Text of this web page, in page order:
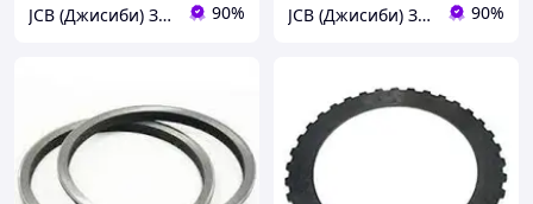
JCB (Джисиби) Запчасти - Сервис - Ремонт спецтехники 90% JCB (Джисиби) Запчасти - Сервис - Ремонт спецтехники 90%